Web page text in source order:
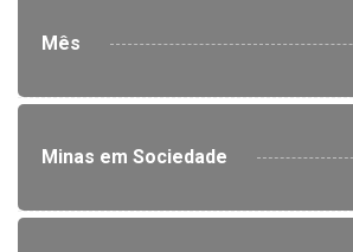
Mês
Minas em Sociedade